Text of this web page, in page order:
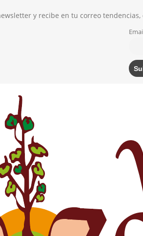
y recibe en tu correo tendencias,